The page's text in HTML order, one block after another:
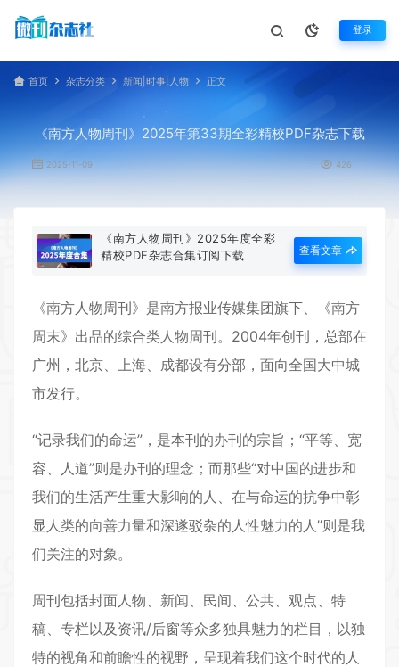
登录
首页 杂志分类 新闻|时事|人物 正文
《南方人物周刊》2025年第33期全彩精校PDF杂志下载
2025-11-09 426
《南方人物周刊》2025年度全彩
精校PDF杂志合集订阅下载
查看文章
《南方人物周刊》是南方报业传媒集团旗下、《南方
周末》出品的综合类人物周刊。2004年创刊，总部在
广州，北京、上海、成都设有分部，面向全国大中城
市发行。
“记录我们的命运”，是本刊的办刊的宗旨；“平等、宽
容、人道”则是办刊的理念；而那些“对中国的进步和
我们的生活产生重大影响的人、在与命运的抗争中彰
显人类的向善力量和深遂驳杂的人性魅力的人”则是我
们关注的对象。
周刊包括封面人物、新闻、民间、公共、观点、特
稿、专栏以及资讯/后窗等众多独具魅力的栏目，以独
特的视角和前瞻性的视野，呈现着我们这个时代的人